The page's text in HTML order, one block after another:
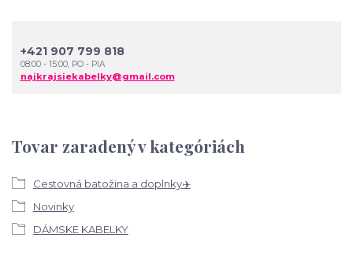
Tovar zaradený v kategóriách
Cestovná batožina a doplnky✈️
Novinky
DÁMSKE KABELKY
+421 907 799 818
08:00 - 15:00, PO - PIA
najkrajsiekabelky@gmail.com